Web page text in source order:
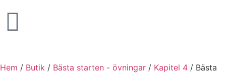
Hem / Butik / Bästa starten - övningar / Kapitel 4 / Bästa